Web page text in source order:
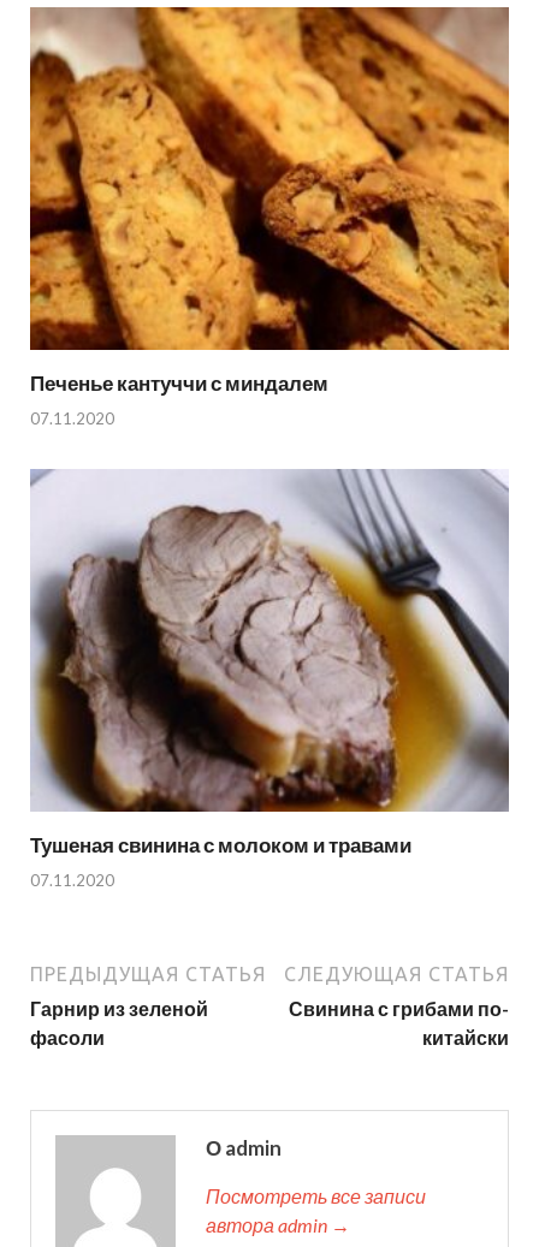
Печенье кантуччи с миндалем
07.11.2020
Тушеная свинина с молоком и травами
07.11.2020
ПРЕДЫДУЩАЯ СТАТЬЯ
Гарнир из зеленой
фасоли
СЛЕДУЮЩАЯ СТАТЬЯ
Свинина с грибами по-
китайски
О admin
Посмотреть все записи
автора admin →